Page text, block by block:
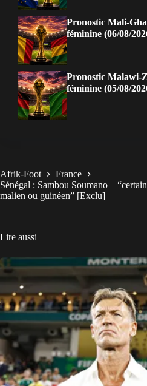
Pronostic Mali-
féminine (06/08/
Pronostic Malawi-
féminine (05/08/
Afrik-Foot
France
Sénégal : Sambou Soumano –
malien ou guinéen” [Exclu]
Lire aussi